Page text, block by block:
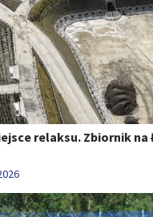
relaksu. Zbiornik na